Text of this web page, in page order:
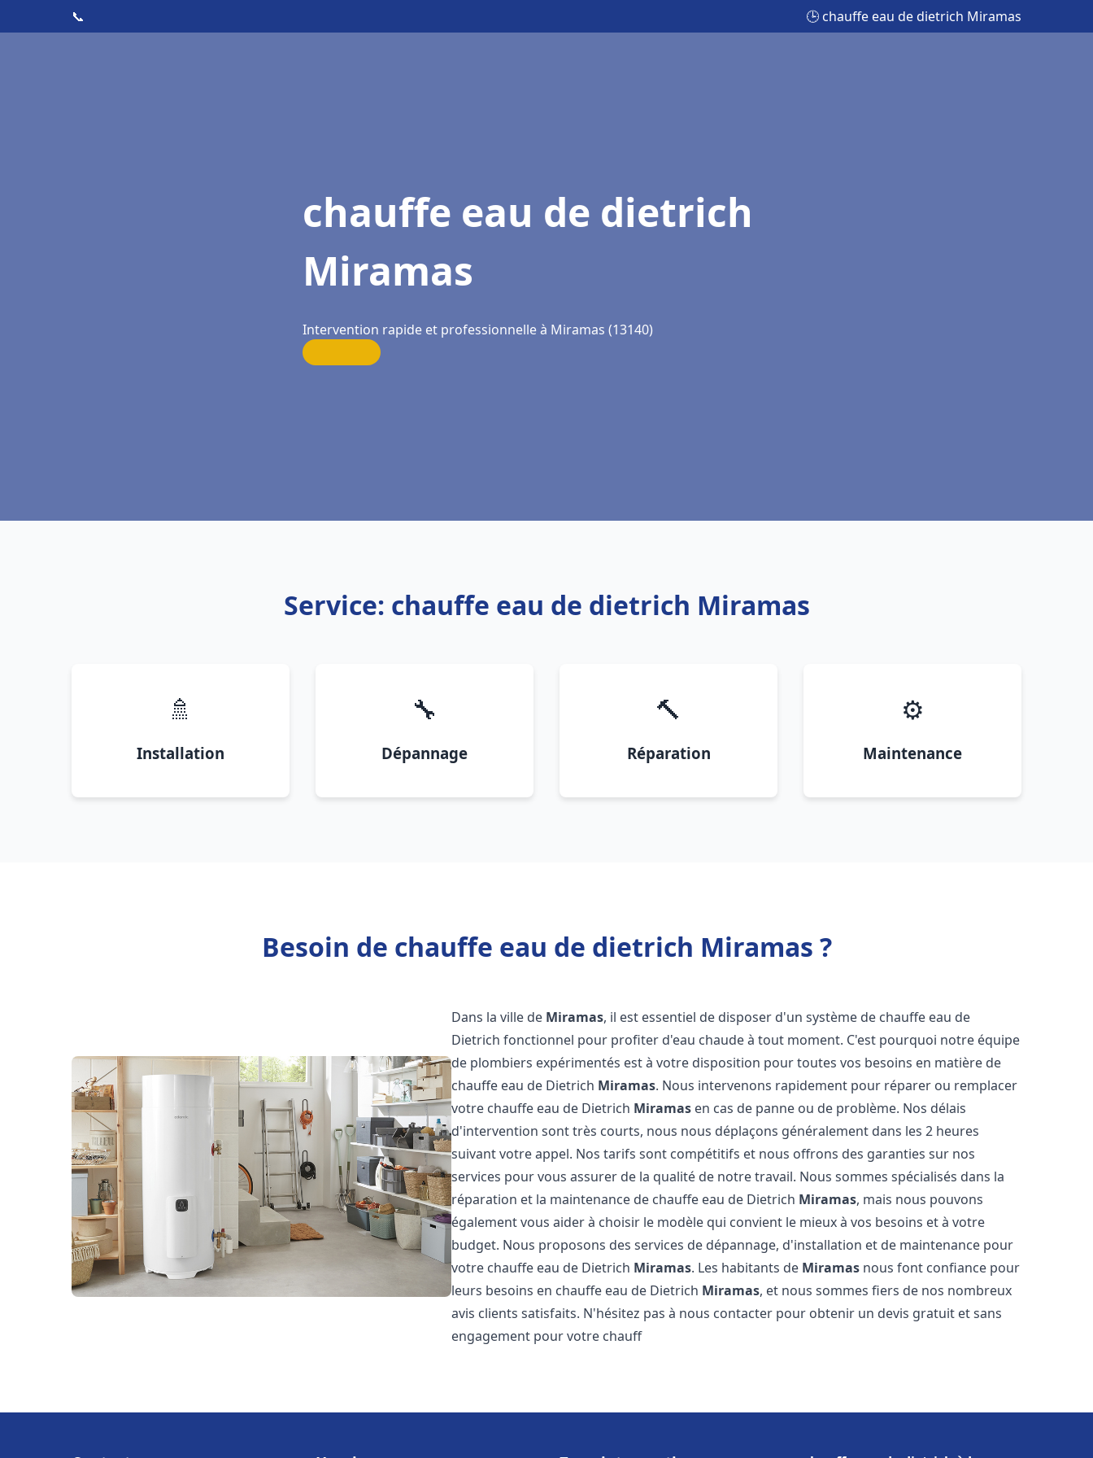
📞 🕒 chauffe eau de dietrich Miramas
chauffe eau de dietrich
Miramas
Intervention rapide et professionnelle à Miramas (13140)
Service: chauffe eau de dietrich Miramas
🚿
Installation
🔧
Dépannage
🔨
Réparation
⚙️
Maintenance
Besoin de chauffe eau de dietrich Miramas ?
Dans la ville de Miramas, il est essentiel de disposer d'un système de chauffe eau de
Dietrich fonctionnel pour profiter d'eau chaude à tout moment. C'est pourquoi notre équipe
de plombiers expérimentés est à votre disposition pour toutes vos besoins en matière de
chauffe eau de Dietrich Miramas. Nous intervenons rapidement pour réparer ou remplacer
votre chauffe eau de Dietrich Miramas en cas de panne ou de problème. Nos délais
d'intervention sont très courts, nous nous déplaçons généralement dans les 2 heures
suivant votre appel. Nos tarifs sont compétitifs et nous offrons des garanties sur nos
services pour vous assurer de la qualité de notre travail. Nous sommes spécialisés dans la
réparation et la maintenance de chauffe eau de Dietrich Miramas, mais nous pouvons
également vous aider à choisir le modèle qui convient le mieux à vos besoins et à votre
budget. Nous proposons des services de dépannage, d'installation et de maintenance pour
votre chauffe eau de Dietrich Miramas. Les habitants de Miramas nous font confiance pour
leurs besoins en chauffe eau de Dietrich Miramas, et nous sommes fiers de nos nombreux
avis clients satisfaits. N'hésitez pas à nous contacter pour obtenir un devis gratuit et sans
engagement pour votre chauff